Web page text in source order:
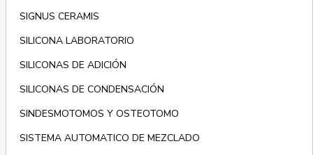
SIGNUS CERAMIS
SILICONA LABORATORIO
SILICONAS DE ADICIÓN
SILICONAS DE CONDENSACIÓN
SINDESMOTOMOS Y OSTEOTOMO
SISTEMA AUTOMATICO DE MEZCLADO